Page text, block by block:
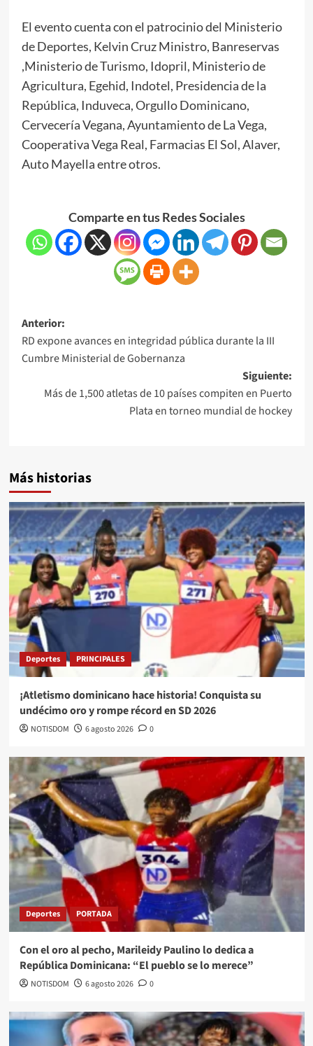
El evento cuenta con el patrocinio del Ministerio
de Deportes, Kelvin Cruz Ministro, Banreservas
,Ministerio de Turismo, Idopril, Ministerio de
Agricultura, Egehid, Indotel, Presidencia de la
República, Induveca, Orgullo Dominicano,
Cervecería Vegana, Ayuntamiento de La Vega,
Cooperativa Vega Real, Farmacias El Sol, Alaver,
Auto Mayella entre otros.
Comparte en tus Redes Sociales
Anterior:
RD expone avances en integridad pública durante la III
Cumbre Ministerial de Gobernanza
Siguiente:
Más de 1,500 atletas de 10 países compiten en Puerto
Plata en torneo mundial de hockey
Más historias
Deportes PRINCIPALES
¡Atletismo dominicano hace historia! Conquista su
undécimo oro y rompe récord en SD 2026
NOTISDOM 6 agosto 2026 0
Deportes PORTADA
Con el oro al pecho, Marileidy Paulino lo dedica a
República Dominicana: “El pueblo se lo merece”
NOTISDOM 6 agosto 2026 0